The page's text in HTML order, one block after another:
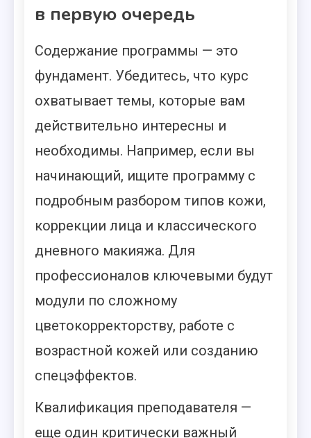
в первую очередь
Содержание программы — это
фундамент. Убедитесь, что курс
охватывает темы, которые вам
действительно интересны и
необходимы. Например, если вы
начинающий, ищите программу с
подробным разбором типов кожи,
коррекции лица и классического
дневного макияжа. Для
профессионалов ключевыми будут
модули по сложному
цветокорректорству, работе с
возрастной кожей или созданию
спецэффектов.
Квалификация преподавателя —
еще один критически важный